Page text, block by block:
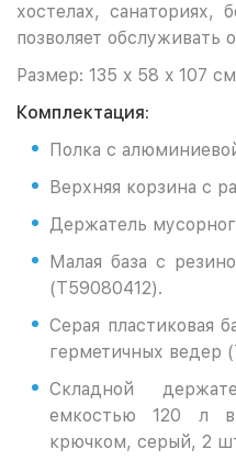
хостелах, санаториях,
позволяет обслуживать
Размер: 135 x 58 x 107
Комплектация:
Полка с
Верхняя корзина с
Держатель
Малая база с
(T59080412).
Серая пластиковая
герметичных ведер
Складной
емкостью 120 л
крючком, серый, 2